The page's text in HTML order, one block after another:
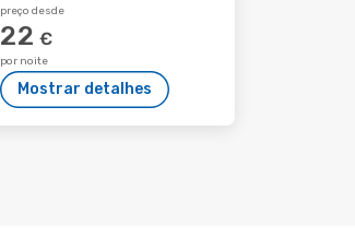
preço desde
22 €
por noite
Mostrar detalhes